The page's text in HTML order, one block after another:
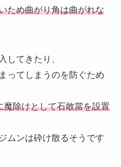
ため曲がり角は曲がれな
してきたり、
ってしまうのを防ぐため
魔除けとして石敢當を設置
ムンは砕け散るそうです